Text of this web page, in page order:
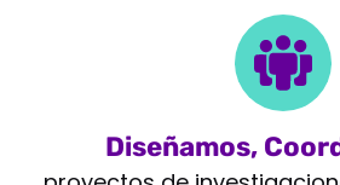
Diseñamos,